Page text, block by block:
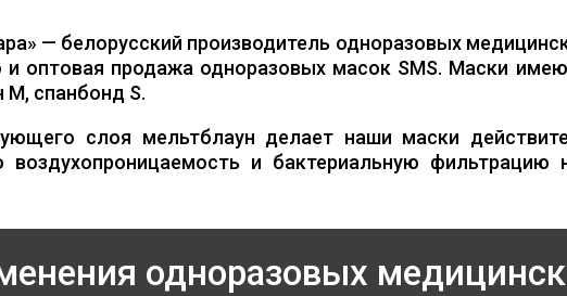
— белорусский производитель одноразовых
и оптовая продажа одноразовых масок SMS. Маски
спанбонд S.
слоя мельтблаун делает наши маски
воздухопроницаемость и бактериальную
одноразовых